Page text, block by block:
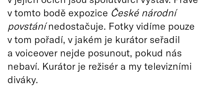
v tomto bodě expozice České národní
povstánínedostačuje. Fotky vidíme pouze
v tom pořadí, v jakém je kurátor seřadil
a voiceover nejde posunout, pokud nás
nebaví. Kurátor je režisér a my televizními
diváky.